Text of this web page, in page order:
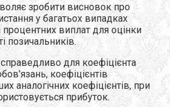
зробити висновок про
у багатьох випадках
процентних виплат для оцінки
позичальників.
для коефіцієнта
коефіцієнтів
аналогічних коефіцієнтів, при
прибуток.